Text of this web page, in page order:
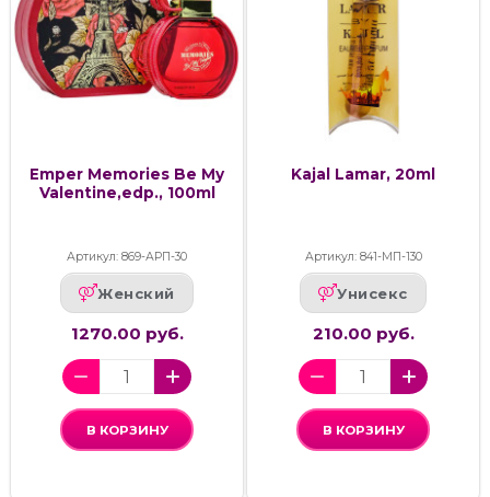
Emper Memories Be My
Valentine,edp., 100ml
Артикул: 869-АРП-30
Женский
1270.00 руб.
В КОРЗИНУ
Kajal Lamar, 20ml
Артикул: 841-МП-130
Унисекс
210.00 руб.
В КОРЗИНУ